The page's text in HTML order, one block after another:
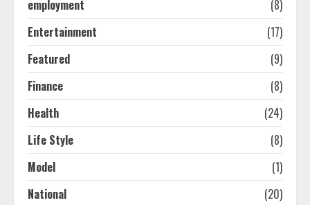
employment
(8)
Entertainment
(17)
Featured
(9)
Finance
(8)
Health
(24)
Life Style
(8)
Model
(1)
National
(20)